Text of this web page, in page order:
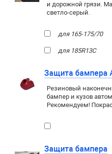
и дорожной грязи.
светло-серый.
для 165-175/70
для 185R13C
Защита бампера
Резиновый
бампер и кузов
Рекомендуем!
Защита бампера